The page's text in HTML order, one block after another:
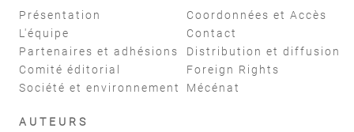
Présentation
L'équipe
Partenaires et adhésions
Comité éditorial
Société et environnement
Coordonnées et Accès
Contact
Distribution et diffusion
Foreign Rights
Mécénat
AUTEURS